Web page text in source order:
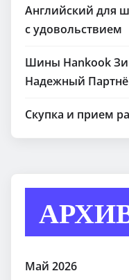
Английский для
с удовольствием
Шины Hankook
Надежный
Скупка и прием
Май 2026